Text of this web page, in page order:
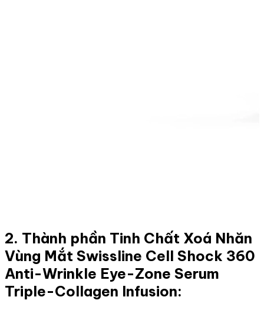
2. Thành phần Tinh Chất Xoá Nhăn
Vùng Mắt Swissline Cell Shock 360
Anti-Wrinkle Eye-Zone Serum
Triple-Collagen Infusion: